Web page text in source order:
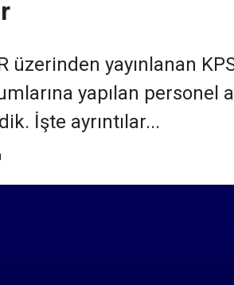
üzerinden yayınlanan
yapılan personel
İşte ayrıntılar...